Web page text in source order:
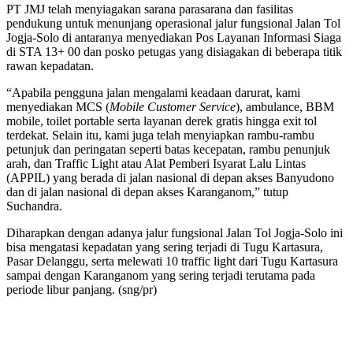
PT JMJ telah menyiagakan sarana parasarana dan fasilitas
pendukung untuk menunjang operasional jalur fungsional Jalan Tol
Jogja-Solo di antaranya menyediakan Pos Layanan Informasi Siaga
di STA 13+ 00 dan posko petugas yang disiagakan di beberapa titik
rawan kepadatan.
“Apabila pengguna jalan mengalami keadaan darurat, kami
menyediakan MCS (Mobile Customer Service), ambulance, BBM
mobile, toilet portable serta layanan derek gratis hingga exit tol
terdekat. Selain itu, kami juga telah menyiapkan rambu-rambu
petunjuk dan peringatan seperti batas kecepatan, rambu penunjuk
arah, dan Traffic Light atau Alat Pemberi Isyarat Lalu Lintas
(APPIL) yang berada di jalan nasional di depan akses Banyudono
dan di jalan nasional di depan akses Karanganom,” tutup
Suchandra.
Diharapkan dengan adanya jalur fungsional Jalan Tol Jogja-Solo ini
bisa mengatasi kepadatan yang sering terjadi di Tugu Kartasura,
Pasar Delanggu, serta melewati 10 traffic light dari Tugu Kartasura
sampai dengan Karanganom yang sering terjadi terutama pada
periode libur panjang. (sng/pr)